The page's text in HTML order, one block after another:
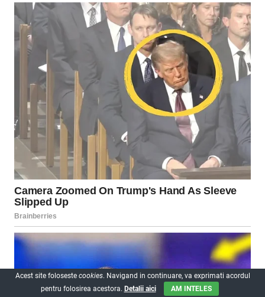
Acest site foloseste cookies. Navigand in continuare, va exprimati acordul
pentru folosirea acestora. Detalii aici AM INTELES